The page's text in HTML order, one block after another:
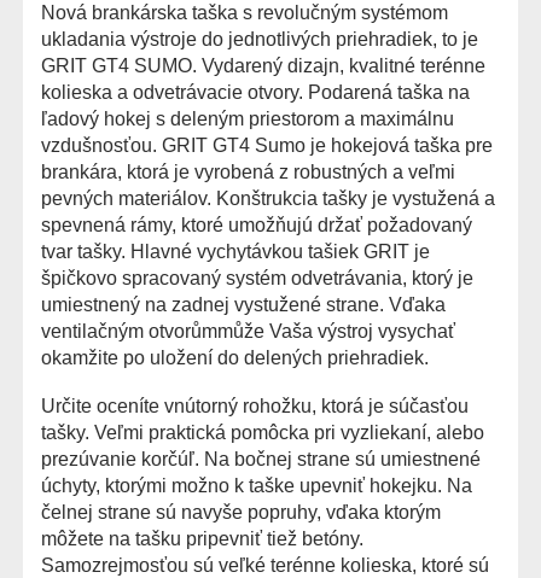
Nová brankárska taška s revolučným systémom
ukladania výstroje do jednotlivých priehradiek, to je
GRIT GT4 SUMO. Vydarený dizajn, kvalitné terénne
kolieska a odvetrávacie otvory. Podarená taška na
ľadový hokej s deleným priestorom a maximálnu
vzdušnosťou. GRIT GT4 Sumo je hokejová taška pre
brankára, ktorá je vyrobená z robustných a veľmi
pevných materiálov. Konštrukcia tašky je vystužená a
spevnená rámy, ktoré umožňujú držať požadovaný
tvar tašky. Hlavné vychytávkou tašiek GRIT je
špičkovo spracovaný systém odvetrávania, ktorý je
umiestnený na zadnej vystužené strane. Vďaka
ventilačným otvorůmmůže Vaša výstroj vysychať
okamžite po uložení do delených priehradiek.
Určite oceníte vnútorný rohožku, ktorá je súčasťou
tašky. Veľmi praktická pomôcka pri vyzliekaní, alebo
prezúvanie korčúľ. Na bočnej strane sú umiestnené
úchyty, ktorými možno k taške upevniť hokejku. Na
čelnej strane sú navyše popruhy, vďaka ktorým
môžete na tašku pripevniť tiež betóny.
Samozrejmosťou sú veľké terénne kolieska, ktoré sú